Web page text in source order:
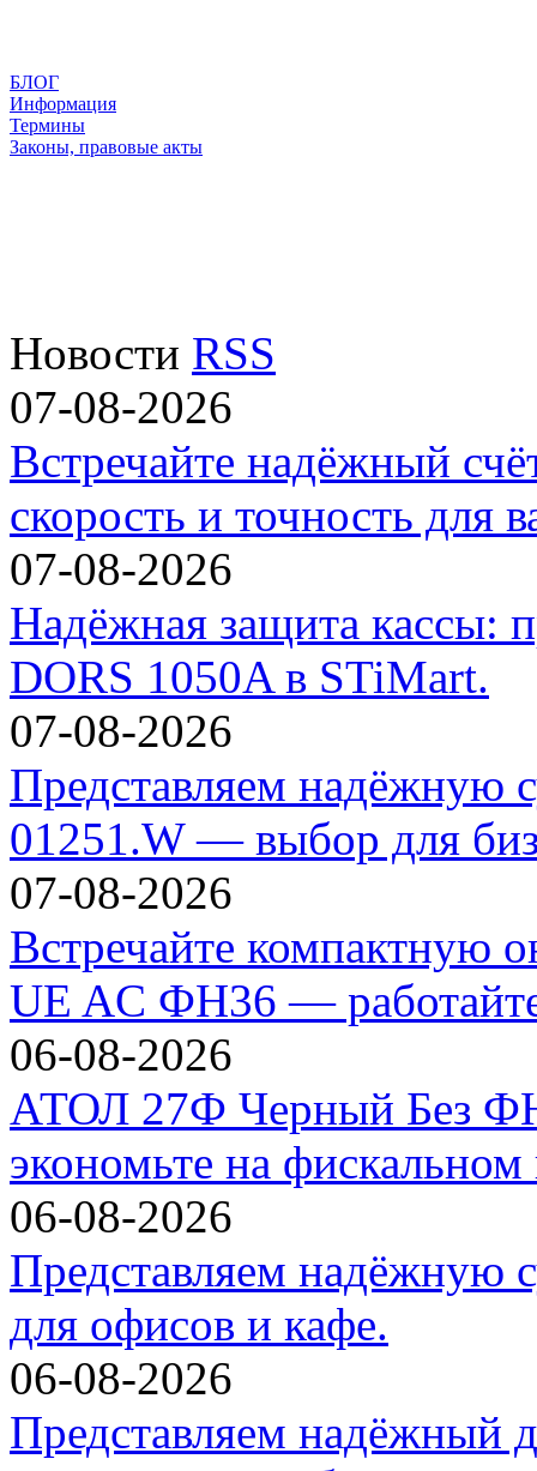
БЛОГ
Информация
Термины
Законы, правовые акты
Новости RSS
07-08-2026
Встречайте надёжный
скорость и точность для
07-08-2026
Надёжная защита кассы:
DORS 1050A в STiMart.
07-08-2026
Представляем надёжную
01251.W — выбор для
07-08-2026
Встречайте
UE AC ФН36 —
06-08-2026
АТОЛ 27Ф Черный Без
экономьте на фискальном
06-08-2026
Представляем надёжную
для офисов и кафе.
06-08-2026
Представляем надёжный